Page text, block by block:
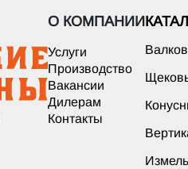
О КОМПАНИИ
Услуги
Производство
Вакансии
Дилерам
Контакты